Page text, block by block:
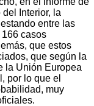
Interior, la
entre las
casos
que estos
que según la
la Unión Europea
por lo que el
muy